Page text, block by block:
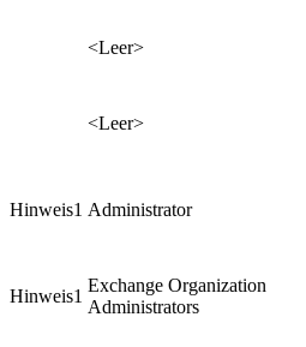
<Leer>
<Leer>
Hinweis1 Administrator
Hinweis1
Exchange Organization
Administrators